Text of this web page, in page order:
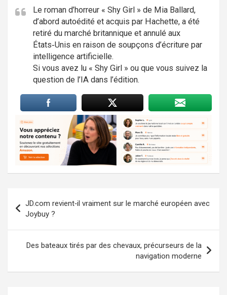
Le roman d’horreur « Shy Girl » de Mia Ballard,
d’abord autoédité et acquis par Hachette, a été
retiré du marché britannique et annulé aux
États‑Unis en raison de soupçons d’écriture par
intelligence artificielle.
Si vous avez lu « Shy Girl » ou que vous suivez la
question de l’IA dans l’édition.
de
l’article
JD.com revient‑il vraiment sur le marché européen avec
Joybuy ?
Des bateaux tirés par des chevaux, précurseurs de la
navigation moderne